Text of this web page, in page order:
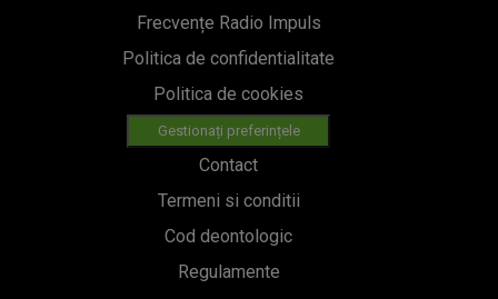
Frecvențe Radio Impuls
Politica de confidentialitate
Politica de cookies
Gestionați preferințele
Contact
Termeni si conditii
Cod deontologic
Regulamente